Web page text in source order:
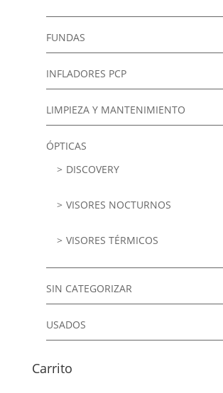
FUNDAS
INFLADORES PCP
LIMPIEZA Y MANTENIMIENTO
ÓPTICAS
DISCOVERY
VISORES NOCTURNOS
VISORES TÉRMICOS
SIN CATEGORIZAR
USADOS
Carrito